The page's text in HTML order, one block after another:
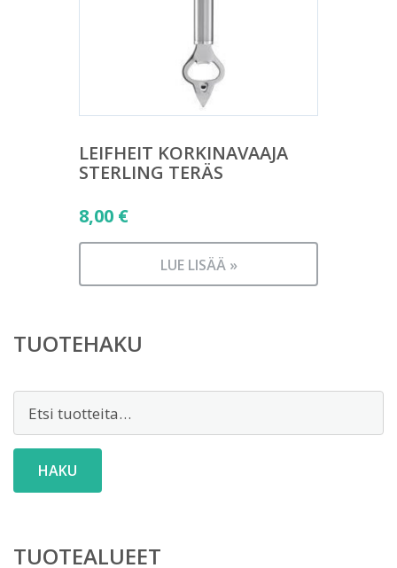
LEIFHEIT KORKINAVAAJA
STERLING TERÄS
8,00 €
LUE LISÄÄ »
TUOTEHAKU
HAKU
TUOTEALUEET